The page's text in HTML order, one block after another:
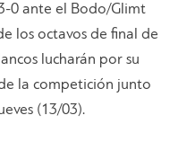
0 ante el Bodo/Glimt
los octavos de final de
lucharán por su
la competición junto
(13/03).